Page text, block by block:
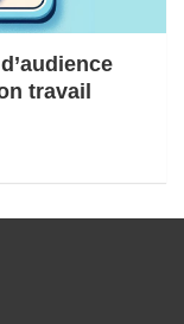
travail